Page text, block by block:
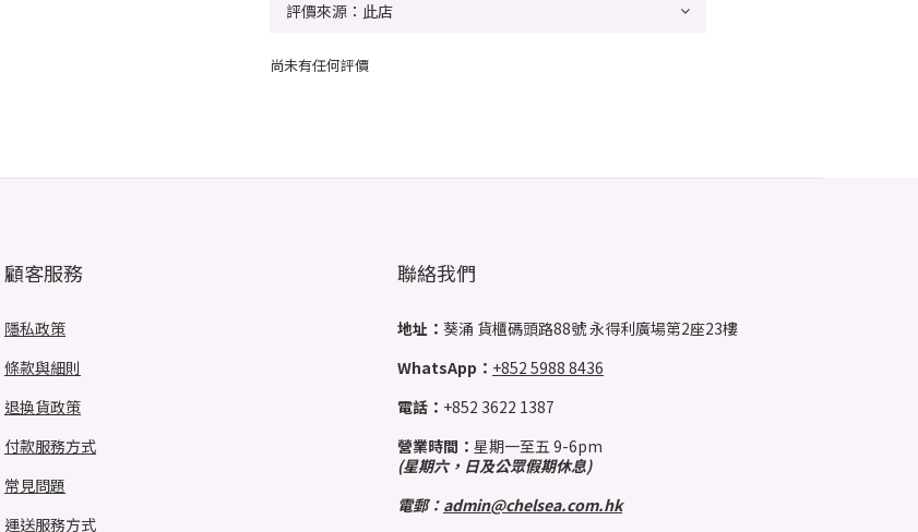
尚未有任何評價
顧客服務
隱私政策
條款與細則
退換貨政策
付款服務方式
常見問題
運送服務方式
聯絡我們
地址： 葵涌 貨櫃碼頭路88號 永得利廣場第2座23樓
WhatsApp： +852 5988 8436
電話： +852 3622 1387
營業時間： 星期一至五 9-6pm
(星期六，日及公眾假期休息)
電郵： admin@chelsea.com.hk